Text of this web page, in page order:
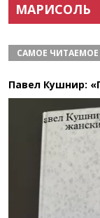
МАРИСОЛЬ
САМОЕ ЧИТАЕМОЕ
Павел Кушнир: